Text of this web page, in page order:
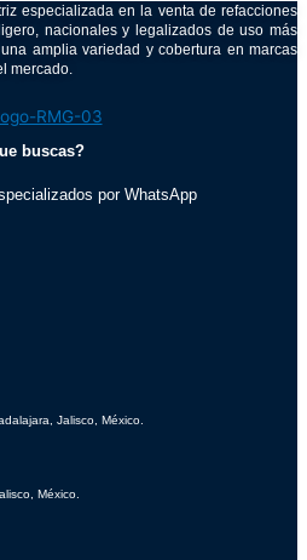
especializada en la venta de refacciones
nacionales y legalizados de uso más
amplia variedad y cobertura en marcas
mercado.
buscas?
por WhatsApp
Jalisco, México.
México.